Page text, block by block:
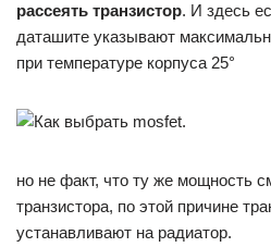
рассеять транзистор. И здесь
даташите указывают
при температуре корпуса 25°
но не факт, что ту же мощность
транзистора, по этой причине
устанавливают на радиатор.